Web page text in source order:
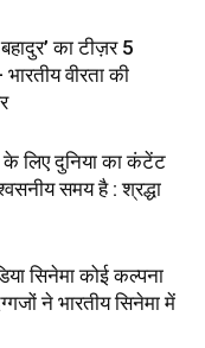
का टीज़र 5
वीरता की
लिए दुनिया का कंटेंट
समय है : श्रद्धा
सिनेमा कोई कल्पना
ने भारतीय सिनेमा में